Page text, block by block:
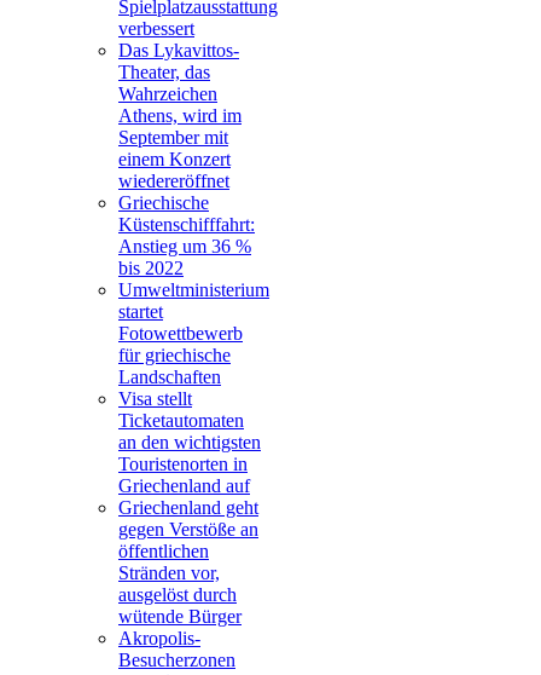
Spielplatzausstattung
verbessert
Das Lykavittos-
Theater, das
Wahrzeichen
Athens, wird im
September mit
einem Konzert
wiedereröffnet
Griechische
Küstenschifffahrt:
Anstieg um 36 %
bis 2022
Umweltministerium
startet
Fotowettbewerb
für griechische
Landschaften
Visa stellt
Ticketautomaten
an den wichtigsten
Touristenorten in
Griechenland auf
Griechenland geht
gegen Verstöße an
öffentlichen
Stränden vor,
ausgelöst durch
wütende Bürger
Akropolis-
Besucherzonen